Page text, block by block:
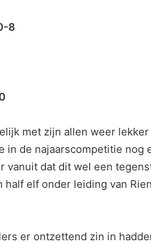
8
met zijn allen weer
in de najaarscompetitie nog
dat dit wel een
elf onder leiding van
er ontzettend zin in